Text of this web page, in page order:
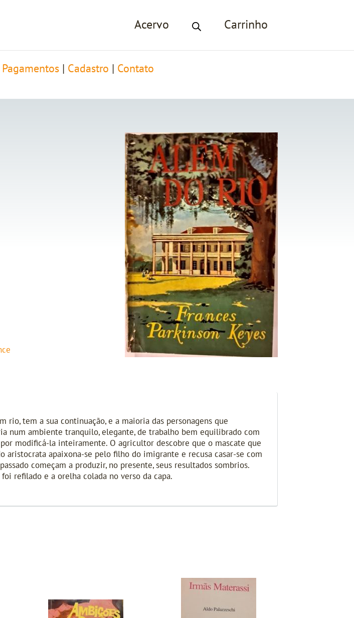
Acervo Carrinho
Cadastro Contato
tem a sua continuação, e a maioria das personagens que
num ambiente tranquilo, elegante, de trabalho bem equilibrado com
modificá-la inteiramente. O agricultor descobre que o mascate que
apaixona-se pelo filho do imigrante e recusa casar-se com
começam a produzir, no presente, seus resultados sombrios.
refilado e a orelha colada no verso da capa.